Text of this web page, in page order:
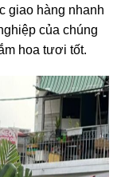
giao hàng nhanh
của chúng
hoa tươi tốt.